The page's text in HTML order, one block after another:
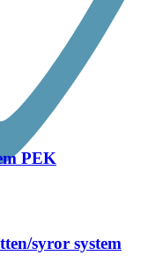
PEK
syror system